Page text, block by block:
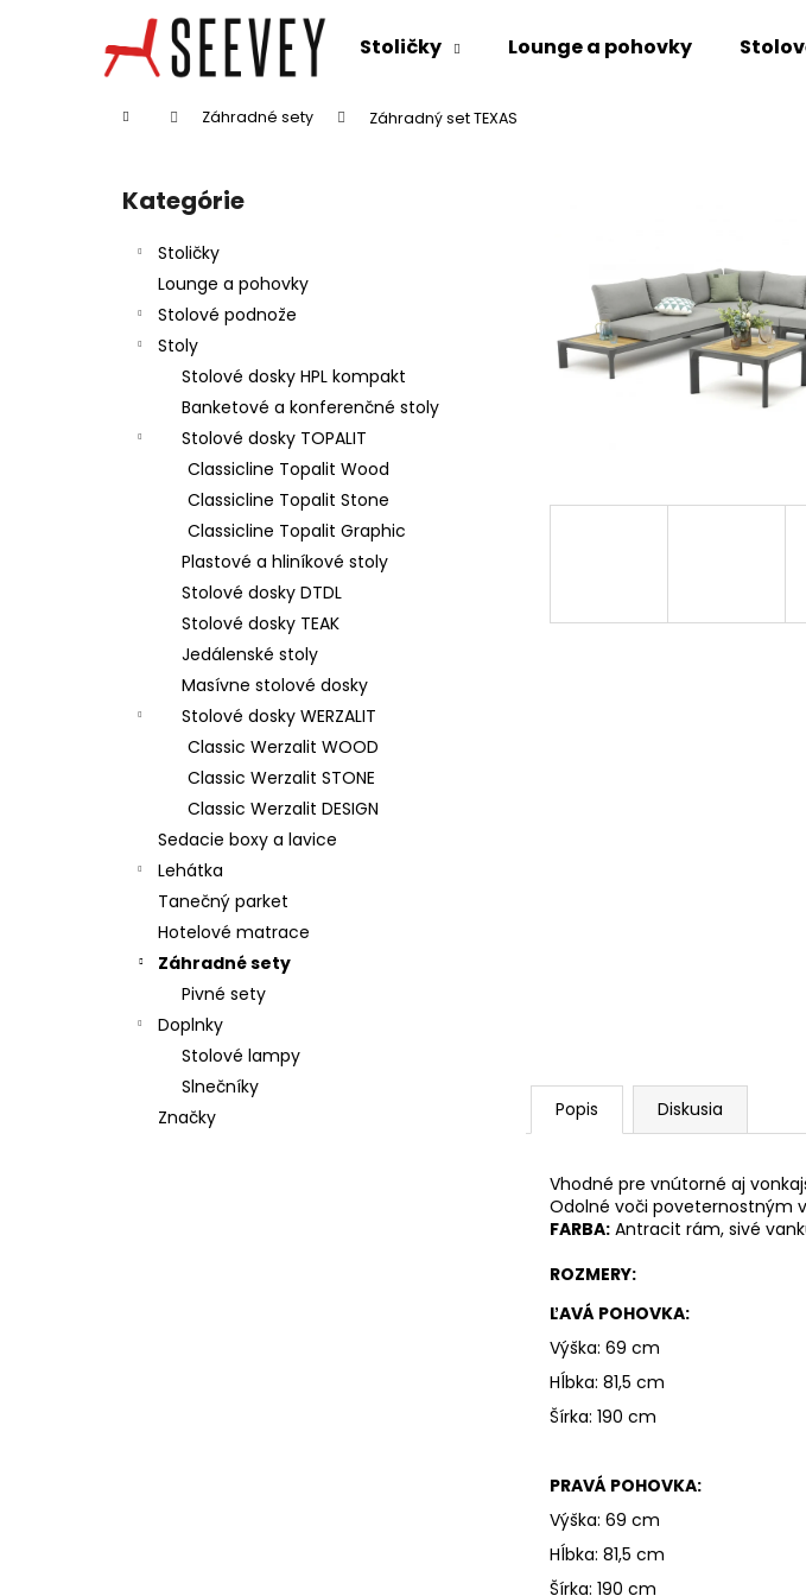
Stoličky Lounge a pohovky
Domov Záhradné sety Záhradný set TEXAS
Preskočiť
kategórie
Kategórie
Stoličky
Lounge a pohovky
Stolové podnože
Stoly
Stolové dosky HPL kompakt
Banketové a konferenčné stoly
Stolové dosky TOPALIT
Classicline Topalit Wood
Classicline Topalit Stone
Classicline Topalit Graphic
Plastové a hliníkové stoly
Stolové dosky DTDL
Stolové dosky TEAK
Jedálenské stoly
Masívne stolové dosky
Stolové dosky WERZALIT
Classic Werzalit WOOD
Classic Werzalit STONE
Classic Werzalit DESIGN
Sedacie boxy a lavice
Lehátka
Tanečný parket
Hotelové matrace
Záhradné sety
Pivné sety
Doplnky
Stolové lampy
Slnečníky
Značky
Popis Diskusia
Vhodné pre vnútorné aj
Odolné voči poveternostným
FARBA: Antracit rám, sivé
ROZMERY:
ĽAVÁ POHOVKA:
Výška: 69 cm
Hĺbka: 81,5 cm
Šírka: 190 cm
PRAVÁ POHOVKA:
Výška: 69 cm
Hĺbka: 81,5 cm
Šírka: 190 cm
Späť
Späť
Odporúčame